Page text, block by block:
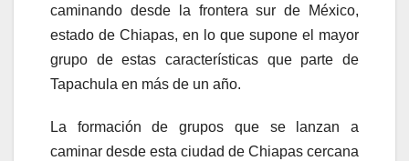
caminando desde la frontera sur de México,
estado de Chiapas, en lo que supone el mayor
grupo de estas características que parte de
Tapachula en más de un año.
La formación de grupos que se lanzan a
caminar desde esta ciudad de Chiapas cercana